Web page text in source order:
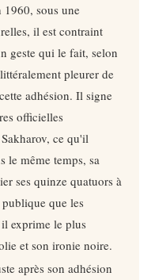
1960, sous une
il est contraint
geste qui le fait, selon
pleurer de
adhésion. Il signe
officielles
ce qu'il
le même temps, sa
ses quinze quatuors à
que les
exprime le plus
et son ironie noire.
après son adhésion